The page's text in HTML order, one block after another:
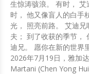
生惊涛骇浪。 有时， 艾
时， 他又像盲人的白手
光， 照亮前路。 艾迪
夫； 到了收获的季节，
迪兄。 愿你在新的世界
2026年7月19日，雅加
Martani (Chen Yong